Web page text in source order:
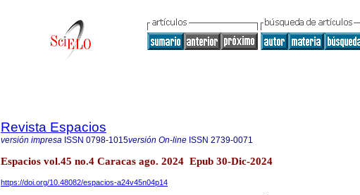
Revista Espacios
versión impresa ISSN 0798-1015versión On-line ISSN 2739-0071
Espacios vol.45 no.4 Caracas ago. 2024 Epub 30-Dic-2024
https://doi.org/10.48082/espacios-a24v45n04p14